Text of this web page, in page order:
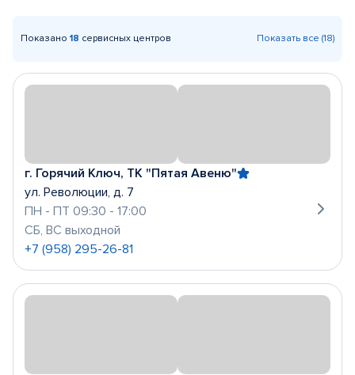
Показано 18 сервисных центров Показать все (18)
г. Горячий Ключ, ТК "Пятая Авеню"
ул. Революции, д. 7
ПН - ПТ 09:30 - 17:00
СБ, ВС выходной
+7 (958) 295-26-81